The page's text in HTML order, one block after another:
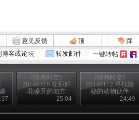
意见反馈 顶 踩
博客或论坛 转发邮件 一键转帖
《绿色时空》
20140316 在那鲜
花盛开的地方
25:04
《绿色时空》
20140112 寻找隐
秘的动物伙伴
24:49